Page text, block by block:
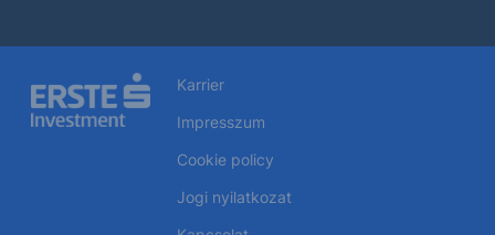
Karrier
Impresszum
Cookie policy
Jogi nyilatkozat